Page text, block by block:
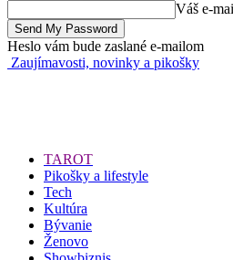
Váš e-
Heslo vám bude zaslané e-mailom
Zaujímavosti, novinky a pikošky
TAROT
Pikošky a lifestyle
Tech
Kultúra
Bývanie
Ženovo